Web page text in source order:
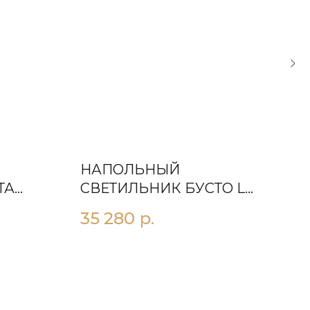
НАПОЛЬНЫЙ
СВЕТИЛЬНИК БУСТО L
35 280 р.